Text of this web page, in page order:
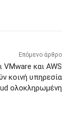
Επόμενο άρθρο
VMware και AWS
κοινή υπηρεσία
ολοκληρωμένη